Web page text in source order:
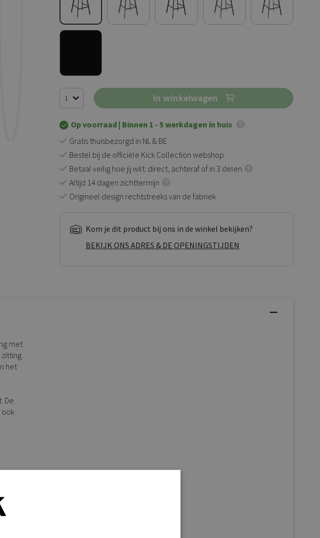
In winkelwagen
Op voorraad | Binnen 1 - 5 werkdagen in huis
Gratis thuisbezorgd in NL & BE
Bestel bij de officiële Kick Collection webshop
Betaal veilig hoe jij wilt: direct, achteraf of in 3 delen
Altijd 14 dagen zichttermijn
Origineel design rechtstreeks van de fabriek
Kom je dit product bij ons in de winkel bekijken?
BEKIJK ONS ADRES & DE OPENINGSTIJDEN
met
het
De